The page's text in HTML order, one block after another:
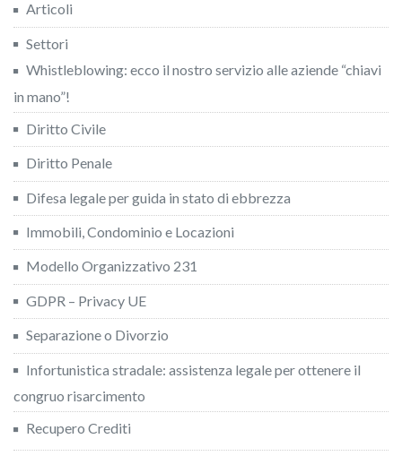
Articoli
Settori
Whistleblowing: ecco il nostro servizio alle aziende “chiavi
in mano”!
Diritto Civile
Diritto Penale
Difesa legale per guida in stato di ebbrezza
Immobili, Condominio e Locazioni
Modello Organizzativo 231
GDPR – Privacy UE
Separazione o Divorzio
Infortunistica stradale: assistenza legale per ottenere il
congruo risarcimento
Recupero Crediti